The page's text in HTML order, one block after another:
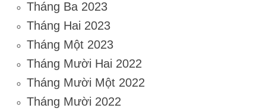
Tháng Ba 2023
Tháng Hai 2023
Tháng Một 2023
Tháng Mười Hai 2022
Tháng Mười Một 2022
Tháng Mười 2022